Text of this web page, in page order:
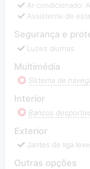
Ar condicionado:
Assistente de
Segurança e
Luzes diurnas
Multimédia
Sistema de
Interior
Bancos
Exterior
Jantes de liga leve
Outras opções